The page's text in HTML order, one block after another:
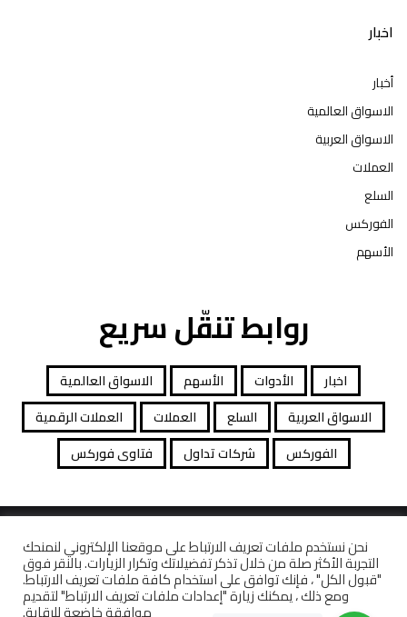
اخبار
أخبار
الاسواق العالمية
الاسواق العربية
العملات
السلع
الفوركس
الأسهم
روابط تنقّل سريع
اخبار الأدوات الأسهم
الاسواق العالمية
الاسواق العربية
السلع العملات
العملات الرقمية
الفوركس
شركات تداول فتاوى فوركس
جميع الحقوق محفوظة توصيات التداول © 2026
افصاح المخاطرة معاملات قانونية كاشف الشركات
نحن نستخدم ملفات تعريف الارتباط على موقعنا الإلكتروني لنمنحك
التجربة الأكثر صلة من خلال تذكر تفضيلاتك وتكرار الزيارات. بالنقر فوق
"قبول الكل" ، فإنك توافق على استخدام كافة ملفات تعريف الارتباط.
ومع ذلك ، يمكنك زيارة "إعدادات ملفات تعريف الارتباط" لتقديم
موافقة خاضعة للرقابة.